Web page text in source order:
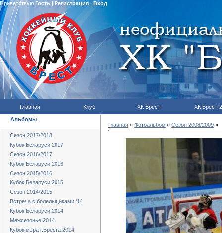
Приветствую Гость | Регистрация| Вход
Главная Клуб ХК Брест ХК Брест-2
Альбомы
Сезон 2017/2018
Кубок Беларуси 2017
Сезон 2016/2017
Кубок Беларуси 2016
Сезон 2015/2016
Кубок Беларуси 2015
Сезон 2014/2015
Встреча с болельщиками '14
Кубок Беларуси 2014
Межсезонье 2014
Кубок мэра г.Бреста 2014
Главная » Фотоальбом » Сезон 2008/2009 »